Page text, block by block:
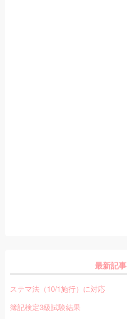
最新記事
ステマ法（10/1施行）に対応
簿記検定3級試験結果